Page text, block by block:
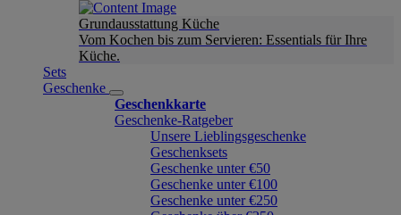
Grundausstattung Küche
Vom Kochen bis zum Servieren: Essentials für Ihre
Küche.
Sets
Geschenke
Geschenkkarte
Geschenke-Ratgeber
Unsere Lieblingsgeschenke
Geschenksets
Geschenke unter €50
Geschenke unter €100
Geschenke unter €250